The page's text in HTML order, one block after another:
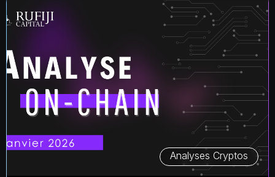
Analyses Cryptos